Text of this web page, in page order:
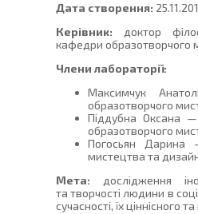
Дата створення:
Керівник: доктор
кафедри образотворчого
Члени лабораторії:
Максимчук
образотворчого
Піддубна Оксана
образотворчого
Погосьян Дарина
мистецтва та
Мета: дослідження
та творчості людини в
сучасності, їх ціннісного